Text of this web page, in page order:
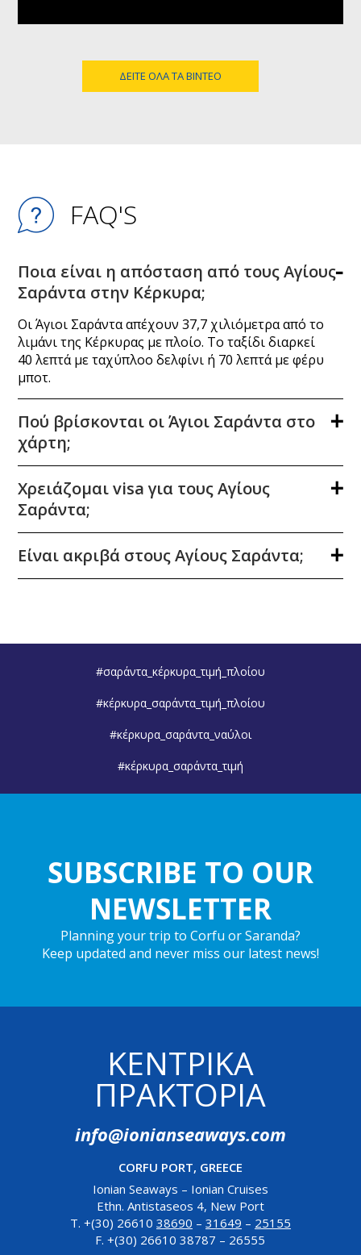
ΔΕΊΤΕ ΌΛΑ ΤΑ ΒΊΝΤΕΟ
FAQ'S
Ποια είναι η απόσταση από τους Αγίους
Σαράντα στην Κέρκυρα;
Οι Άγιοι Σαράντα απέχουν 37,7 χιλιόμετρα από το
λιμάνι της Κέρκυρας με πλοίο. Το ταξίδι διαρκεί
40 λεπτά με ταχύπλοο δελφίνι ή 70 λεπτά με φέρυ
μποτ.
Πού βρίσκονται οι Άγιοι Σαράντα στο
χάρτη;
Χρειάζομαι visa για τους Αγίους
Σαράντα;
Είναι ακριβά στους Αγίους Σαράντα;
#σαράντα_κέρκυρα_τιμή_πλοίου
#κέρκυρα_σαράντα_τιμή_πλοίου
#κέρκυρα_σαράντα_ναύλοι
#κέρκυρα_σαράντα_τιμή
SUBSCRIBE TO OUR
NEWSLETTER
Planning your trip to Corfu or Saranda?
Keep updated and never miss our latest news!
ΚΕΝΤΡΙΚΆ
ΠΡΑΚΤΟΡΊΑ
info@ionianseaways.com
CORFU PORT, GREECE
Ionian Seaways – Ionian Cruises
Ethn. Antistaseos 4, New Port
T. +(30) 26610 38690 – 31649 – 25155
F. +(30) 26610 38787 – 26555